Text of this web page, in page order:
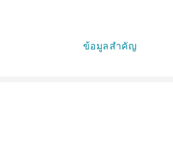
ข้อมูลสำคัญ